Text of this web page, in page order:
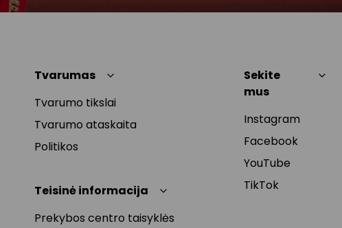
Tvarumas
Tvarumo tikslai
Tvarumo ataskaita
Politikos
Teisinė informacija
Prekybos centro taisyklės
Sekite
mus
Instagram
Facebook
YouTube
TikTok